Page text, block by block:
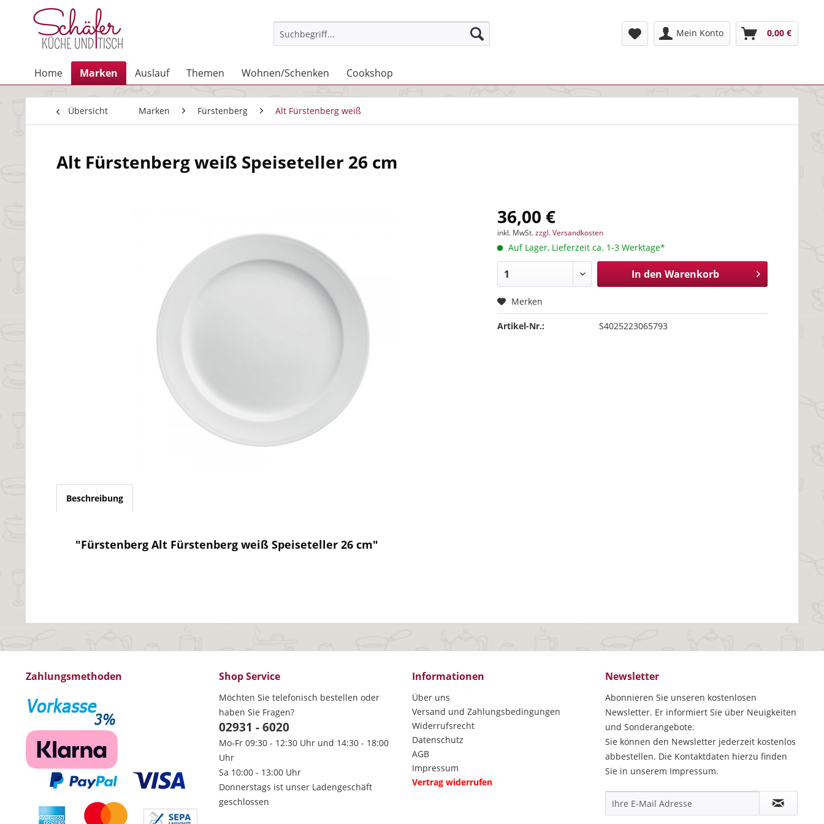
Mein Konto 0,00 €
Home Marken Auslauf Themen Wohnen/Schenken Cookshop
Übersicht Marken Fürstenberg Alt Fürstenberg weiß
Alt Fürstenberg weiß Speiseteller 26 cm
36,00 €
inkl. MwSt.zzgl. Versandkosten
Auf Lager, Lieferzeit ca. 1-3 Werktage*
In den Warenkorb
Merken
Artikel-Nr.: S4025223065793
Beschreibung
"Fürstenberg Alt Fürstenberg weiß Speiseteller 26 cm"
Zahlungsmethoden Shop Service
Möchten Sie telefonisch bestellen oder
haben Sie Fragen?
02931 - 6020
Mo-Fr 09:30 - 12:30 Uhr und 14:30 - 18:00
Uhr
Sa 10:00 - 13:00 Uhr
Donnerstags ist unser Ladengeschäft
geschlossen
Informationen
Über uns
Versand und Zahlungsbedingungen
Widerrufsrecht
Datenschutz
AGB
Impressum
Vertrag widerrufen
Newsletter
Abonnieren Sie unseren kostenlosen
Newsletter. Er informiert Sie über Neuigkeiten
und Sonderangebote.
Sie können den Newsletter jederzeit kostenlos
abbestellen. Die Kontaktdaten hierzu finden
Sie in unserem Impressum.